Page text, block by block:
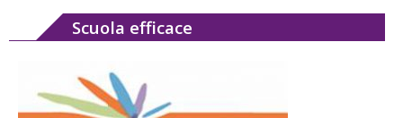
Scuola efficace